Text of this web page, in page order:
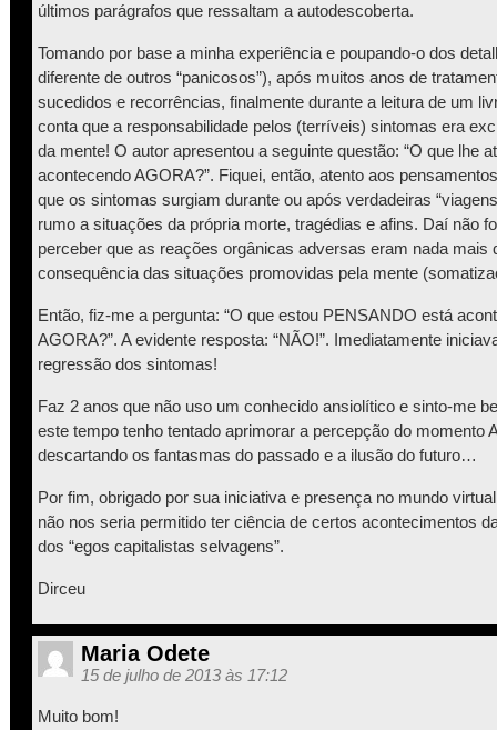
últimos parágrafos que ressaltam a autodescoberta.
Tomando por base a minha experiência e poupando-o dos
diferente de outros “panicosos”), após muitos anos de
sucedidos e recorrências, finalmente durante a leitura de um
conta que a responsabilidade pelos (terríveis) sintomas era
da mente! O autor apresentou a seguinte questão: “O que lhe
acontecendo AGORA?”. Fiquei, então, atento aos
que os sintomas surgiam durante ou após verdadeiras
rumo a situações da própria morte, tragédias e afins. Daí não
perceber que as reações orgânicas adversas eram nada mais
consequência das situações promovidas pela mente
Então, fiz-me a pergunta: “O que estou PENSANDO está
AGORA?”. A evidente resposta: “NÃO!”. Imediatamente
regressão dos sintomas!
Faz 2 anos que não uso um conhecido ansiolítico e sinto-me
este tempo tenho tentado aprimorar a percepção do momento
descartando os fantasmas do passado e a ilusão do futuro…
Por fim, obrigado por sua iniciativa e presença no mundo
não nos seria permitido ter ciência de certos acontecimentos
dos “egos capitalistas selvagens”.
Dirceu
Maria Odete
15 de julho de 2013 às 17:12
Muito bom!